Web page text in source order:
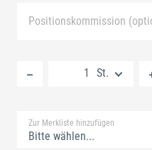
Positionskommission
St.
Zur Merkliste hinzufügen
Bitte wählen...